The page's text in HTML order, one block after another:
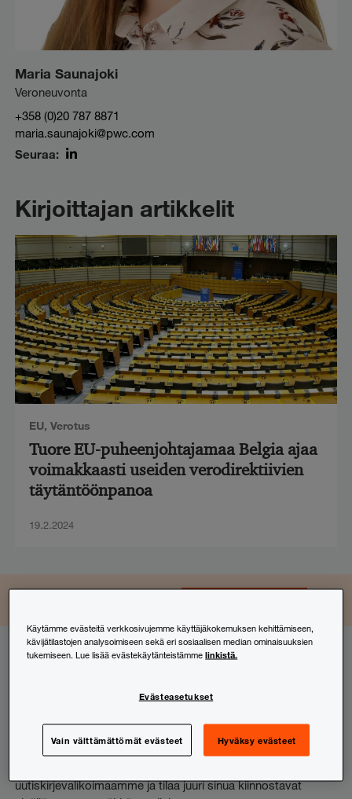
Maria Saunajoki
Veroneuvonta
+358 (0)20 787 8871
maria.saunajoki@pwc.com
Seuraa:
Kirjoittajan artikkelit
EU, Verotus
Tuore EU-puheenjohtajamaa Belgia ajaa
voimakkaasti useiden verodirektiivien
täytäntöönpanoa
19.2.2024
Tilaa uutiskirjeemme
tilinpäätöksen ja kestävyysraportoinnin teemat tai HR:n ja
uutiskirjevalikoimaamme ja tilaa juuri sinua kiinnostavat
Käytämme evästeitä verkkosivujemme käyttäjäkokemuksen kehittämiseen,
kävijätilastojen analysoimiseen sekä eri sosiaalisen median ominaisuuksien
tukemiseen. Lue lisää evästekäytänteistämmelinkistä.
Evästeasetukset
Vain välttämättömät evästeet Hyväksy evästeet